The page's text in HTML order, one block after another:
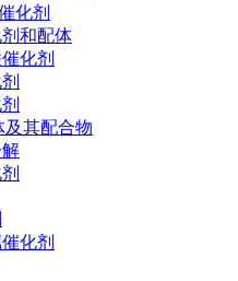
化剂
和配体
化剂
及其配合物
化剂